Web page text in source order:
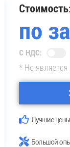
по
С НДС:
* Не
Лучшие цены
Большой